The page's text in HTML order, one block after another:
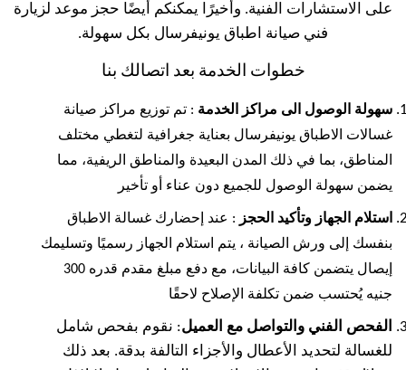
على الاستشارات الفنية. وأخيرًا يمكنكم أيضًا حجز موعد لزيارة
فني صيانة اطباق يونيفرسال بكل سهولة.
خطوات الخدمة بعد اتصالك بنا
سهولة الوصول الى مراكز الخدمة : تم توزيع مراكز صيانة
غسالات الاطباق يونيفرسال بعناية جغرافية لتغطي مختلف
المناطق، بما في ذلك المدن البعيدة والمناطق الريفية، مما
يضمن سهولة الوصول للجميع دون عناء أو تأخير
استلام الجهاز وتأكيد الحجز : عند إحضارك غسالة الاطباق
بنفسك إلى ورش الصيانة ، يتم استلام الجهاز رسميًا وتسليمك
إيصال يتضمن كافة البيانات، مع دفع مبلغ مقدم قدره 300
جنيه يُحتسب ضمن تكلفة الإصلاح لاحقًا
الفحص الفني والتواصل مع العميل: نقوم بفحص شامل
للغسالة لتحديد الأعطال والأجزاء التالفة بدقة. بعد ذلك